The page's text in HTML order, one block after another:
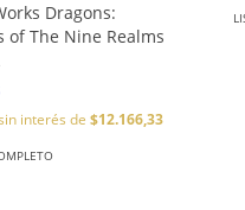
Dragons:
of The Nine Realms
interés de $12.166,33